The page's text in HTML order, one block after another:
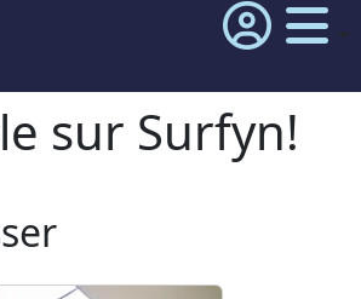
sur Surfyn!